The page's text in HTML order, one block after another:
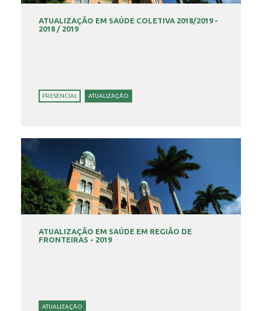
ATUALIZAÇÃO EM SAÚDE COLETIVA 2018/2019 -
2018 / 2019
PRESENCIAL ATUALIZAÇÃO
ATUALIZAÇÃO EM SAÚDE EM REGIÃO DE
FRONTEIRAS - 2019
ATUALIZAÇÃO